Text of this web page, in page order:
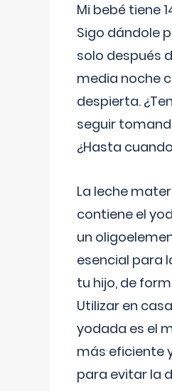
Mi bebé tiene
Sigo dándole
solo después
media noche
despierta.
seguir
¿Hasta
La leche
contiene el
un
esencial para
tu hijo, de
Utilizar en
yodada es el
más eficiente
para evitar la